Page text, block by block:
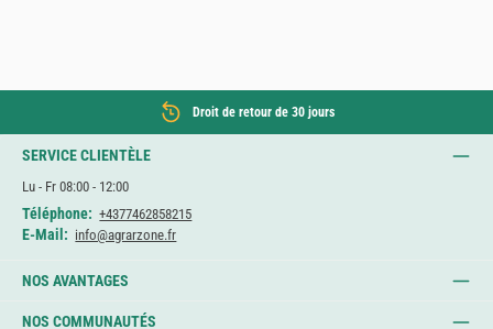
Droit de retour de 30 jours
SERVICE CLIENTÈLE
Lu - Fr 08:00 - 12:00
Téléphone: +4377462858215
E-Mail: info@agrarzone.fr
NOS AVANTAGES
NOS COMMUNAUTÉS